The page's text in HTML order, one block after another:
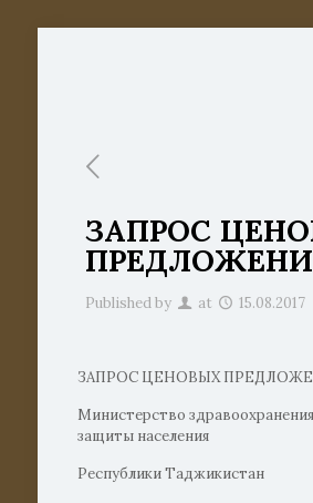
ЗАПРОС
Published by at 15.08.2017
ЗАПРОС ЦЕНОВЫХ
Министерство
защиты населения
Республики Таджикистан